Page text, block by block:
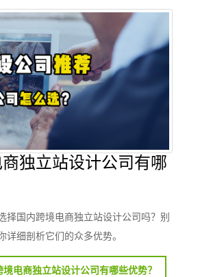
独立站设计公司有哪
择国内跨境电商独立站设计公司吗？别
详细剖析它们的众多优势。
电商独立站设计公司有哪些优势？